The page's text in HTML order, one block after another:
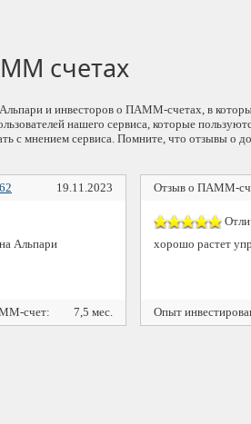
счетах
и инвесторов о ПАММ-счетах, в
нашего сервиса, которые
с мнением сервиса. Помните, что отзывы
19.11.2023
Альпари
счет: 7,5 мес.
Отзыв о ПАММ-
хорошо растет
Опыт